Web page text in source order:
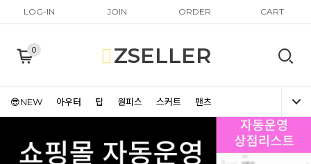
LOG-IN JOIN ORDER CART
0 ZSELLER
😎NEW 아우터 탑 원피스 스커트 팬츠